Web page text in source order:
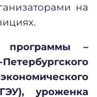
на
программы –
уроженка